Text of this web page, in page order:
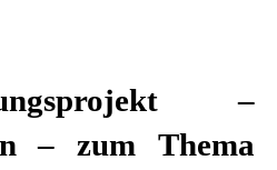
– zum Thema